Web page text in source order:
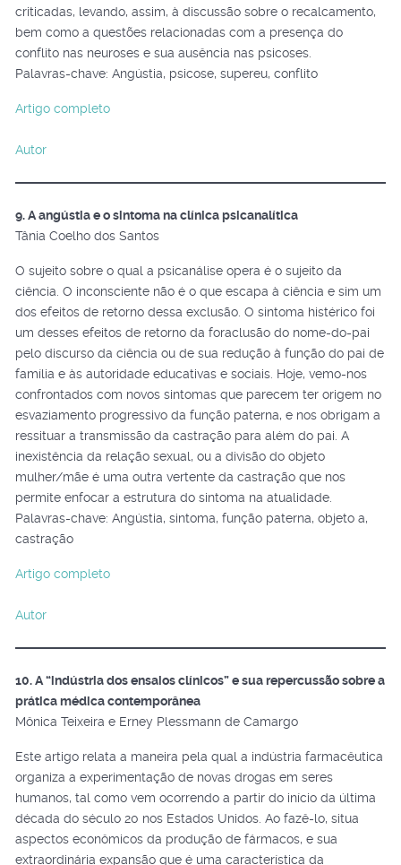
criticadas, levando, assim, à discussão sobre o recalcamento,
bem como a questões relacionadas com a presença do
conflito nas neuroses e sua ausência nas psicoses.
Palavras-chave: Angústia, psicose, supereu, conflito
Artigo completo
Autor
9. A angústia e o sintoma na clínica psicanalítica
Tânia Coelho dos Santos
O sujeito sobre o qual a psicanálise opera é o sujeito da
ciência. O inconsciente não é o que escapa à ciência e sim um
dos efeitos de retorno dessa exclusão. O sintoma histérico foi
um desses efeitos de retorno da foraclusão do nome-do-pai
pelo discurso da ciência ou de sua redução à função do pai de
família e às autoridade educativas e sociais. Hoje, vemo-nos
confrontados com novos sintomas que parecem ter origem no
esvaziamento progressivo da função paterna, e nos obrigam a
ressituar a transmissão da castração para além do pai. A
inexistência da relação sexual, ou a divisão do objeto
mulher/mãe é uma outra vertente da castração que nos
permite enfocar a estrutura do sintoma na atualidade.
Palavras-chave: Angústia, sintoma, função paterna, objeto a,
castração
Artigo completo
Autor
10. A “indústria dos ensaios clínicos” e sua repercussão sobre a
prática médica contemporânea
Mônica Teixeira e Erney Plessmann de Camargo
Este artigo relata a maneira pela qual a indústria farmacêutica
organiza a experimentação de novas drogas em seres
humanos, tal como vem ocorrendo a partir do início da última
década do século 20 nos Estados Unidos. Ao fazê-lo, situa
aspectos econômicos da produção de fármacos, e sua
extraordinária expansão que é uma característica da